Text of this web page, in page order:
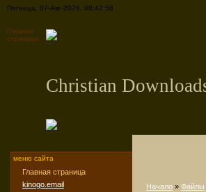
Пятница, 07-Авг-2026, 08:42:58
Главная
страница
Christian
меню сайта
Главная страница
kinogo.email
Начало » Файлы